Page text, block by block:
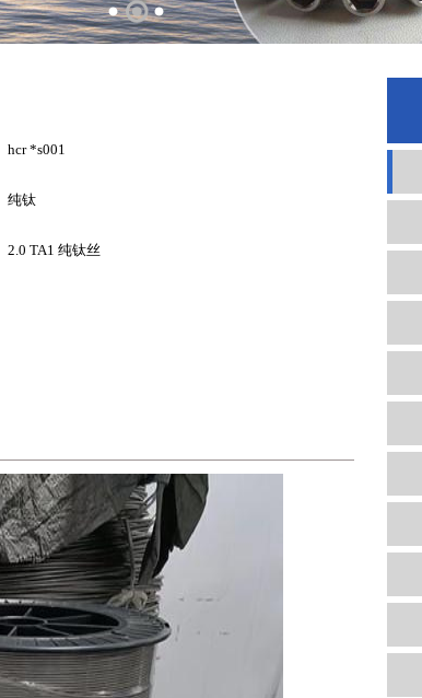
hcr *s001
纯钛
2.0 TA1 纯钛丝